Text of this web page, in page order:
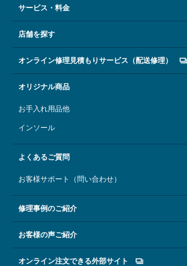
サービス・料金
店舗を探す
オンライン修理見積もりサービス（配送修理）
オリジナル商品
お手入れ用品他
インソール
よくあるご質問
お客様サポート（問い合わせ）
修理事例のご紹介
お客様の声ご紹介
オンライン注文できる外部サイト